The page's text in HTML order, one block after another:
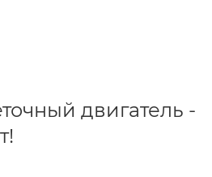
двигатель -